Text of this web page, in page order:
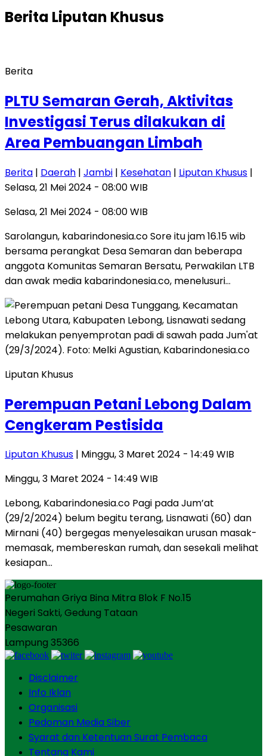
Berita Liputan Khusus
Berita
PLTU Semaran Gerah, Aktivitas
Investigasi Terus dilakukan di
Area Pembuangan Limbah
Berita | Daerah | Jambi | Kesehatan | Liputan Khusus |
Selasa, 21 Mei 2024 - 08:00 WIB
Selasa, 21 Mei 2024 - 08:00 WIB
Sarolangun, kabarindonesia.co Sore itu jam 16.15 wib
bersama perangkat Desa Semaran dan beberapa
anggota Komunitas Semaran Bersatu, Perwakilan LTB
dan awak media kabarindonesia.co, menelusuri…
Liputan Khusus
Perempuan Petani Lebong Dalam
Cengkeram Pestisida
Liputan Khusus | Minggu, 3 Maret 2024 - 14:49 WIB
Minggu, 3 Maret 2024 - 14:49 WIB
Lebong, Kabarindonesia.co Pagi pada Jum’at
(29/2/2024) belum begitu terang, Lisnawati (60) dan
Mirnani (40) bergegas menyelesaikan urusan masak-
memasak, membereskan rumah, dan sesekali melihat
kesiapan…
Perumahan Griya Bina Mitra Blok F No.15
Negeri Sakti, Gedung Tataan
Pesawaran
Lampung 35366
Disclaimer
Info Iklan
Organisasi
Pedoman Media Siber
Syarat dan Ketentuan Surat Pembaca
Tentang Kami